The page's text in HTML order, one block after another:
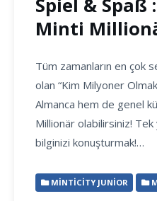
Spiel & Spaß
Minti
Tüm zamanların en çok
olan “Kim Milyoner
Almanca hem de genel
Millionär olabilirsiniz!
bilginizi konuşturmak!…
MINTICITY JUNIOR